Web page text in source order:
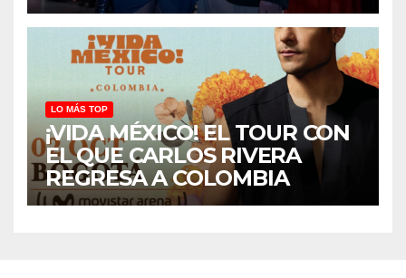
LO MÁS TOP
¡VIDA MÉXICO! EL TOUR CON
EL QUE CARLOS RIVERA
REGRESA A COLOMBIA